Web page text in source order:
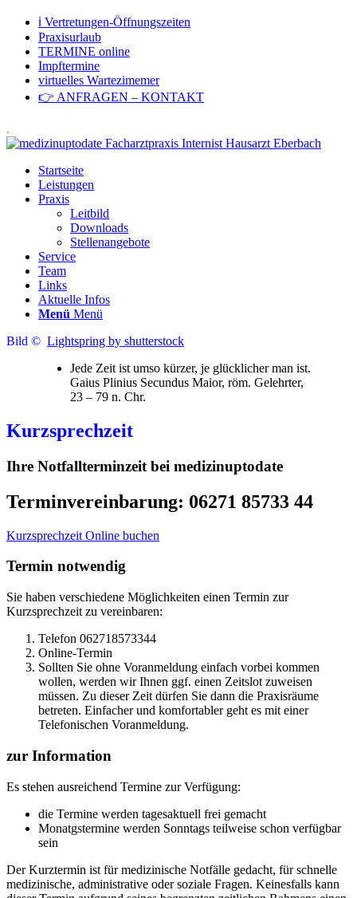
ℹ Vertretungen-Öffnungszeiten
Praxisurlaub
TERMINE online
Impftermine
virtuelles Wartezimemer
👉 ANFRAGEN – KONTAKT
.
Startseite
Leistungen
Praxis
Leitbild
Downloads
Stellenangebote
Service
Team
Links
Aktuelle Infos
Menü Menü
Bild © Lightspring by shutterstock
Jede Zeit ist umso kürzer, je glücklicher man ist.
Gaius Plinius Secundus Maior, röm. Gelehrter,
23 – 79 n. Chr.
Kurzsprechzeit
Ihre Notfallterminzeit bei medizinuptodate
Terminvereinbarung: 06271 85733 44
Kurzsprechzeit Online buchen
Termin notwendig
Sie haben verschiedene Möglichkeiten einen Termin zur
Kurzsprechzeit zu vereinbaren:
Telefon 062718573344
Online-Termin
Sollten Sie ohne Voranmeldung einfach vorbei kommen
wollen, werden wir Ihnen ggf. einen Zeitslot zuweisen
müssen. Zu dieser Zeit dürfen Sie dann die Praxisräume
betreten. Einfacher und komfortabler geht es mit einer
Telefonischen Voranmeldung.
zur Information
Es stehen ausreichend Termine zur Verfügung:
die Termine werden tagesaktuell frei gemacht
Monatgstermine werden Sonntags teilweise schon verfügbar
sein
Der Kurztermin ist für medizinische Notfälle gedacht, für schnelle
medizinische, administrative oder soziale Fragen. Keinesfalls kann